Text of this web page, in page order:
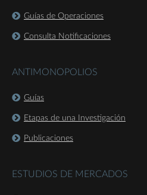
Guías de Operaciones
Consulta Notificaciones
ANTIMONOPOLIOS
Guías
Etapas de una Investigación
Publicaciones
ESTUDIOS DE MERCADOS